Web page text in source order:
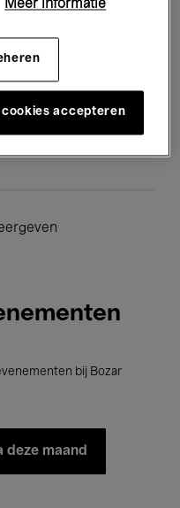
bij Bozar
deze maand
Meer informatie
cookies accepteren